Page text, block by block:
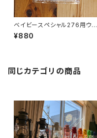
ベイビースペシャル276用ウィ
ク 5本ｾｯﾄ
¥880
同じカテゴリの商品